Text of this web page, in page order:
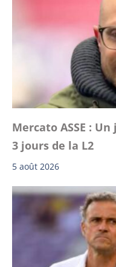
Mercato ASSE :
3 jours de la L2
5 août 2026